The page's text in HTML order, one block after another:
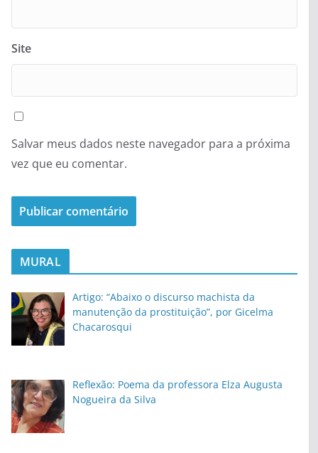
Site
Salvar meus dados neste navegador para a próxima
vez que eu comentar.
MURAL
Artigo: “Abaixo o discurso machista da
manutenção da prostituição”, por Gicelma
Chacarosqui
Reflexão: Poema da professora Elza Augusta
Nogueira da Silva